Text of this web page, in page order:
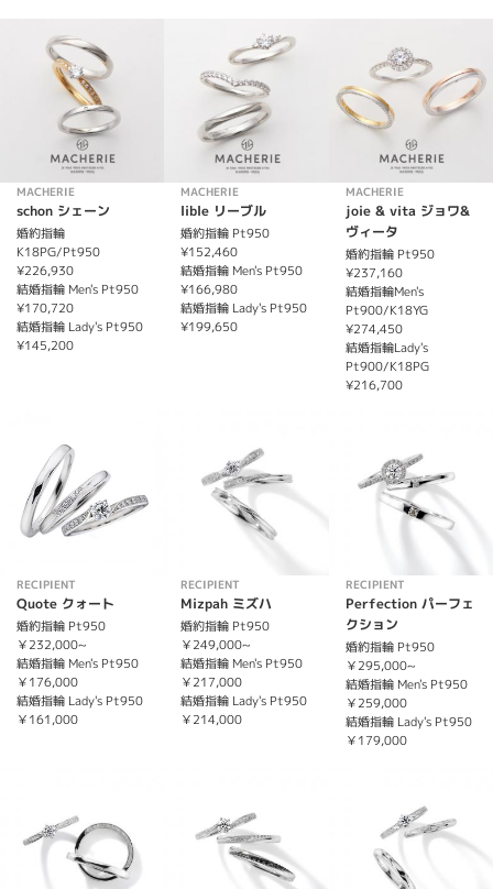
MACHERIE
schon シェーン
婚約指輪
K18PG/Pt950
¥226,930
結婚指輪 Men's Pt950
¥170,720
結婚指輪 Lady's Pt950
¥145,200
MACHERIE
lible リーブル
婚約指輪 Pt950
¥152,460
結婚指輪 Men's Pt950
¥166,980
結婚指輪 Lady's Pt950
¥199,650
MACHERIE
joie & vita ジョワ&
ヴィータ
婚約指輪 Pt950
¥237,160
結婚指輪Men's
Pt900/K18YG
¥274,450
結婚指輪Lady's
Pt900/K18PG
¥216,700
RECIPIENT
Quote クォート
婚約指輪 Pt950
￥232,000~
結婚指輪 Men's Pt950
￥176,000
結婚指輪 Lady's Pt950
￥161,000
RECIPIENT
Mizpah ミズハ
婚約指輪 Pt950
￥249,000~
結婚指輪 Men's Pt950
￥217,000
結婚指輪 Lady's Pt950
￥214,000
RECIPIENT
Perfection パーフェ
クション
婚約指輪 Pt950
￥295,000~
結婚指輪 Men's Pt950
￥259,000
結婚指輪 Lady's Pt950
￥179,000